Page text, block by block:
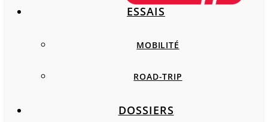
ESSAIS
MOBILITÉ
ROAD-TRIP
DOSSIERS